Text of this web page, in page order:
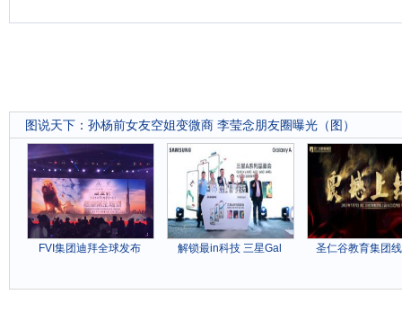
图说天下 ： 孙杨前女友空姐变微商 李莹念朋友圈曝光（图）
FVI集团迪拜全球发布 解锁最in科技 三星Gal 圣仁谷教育集团